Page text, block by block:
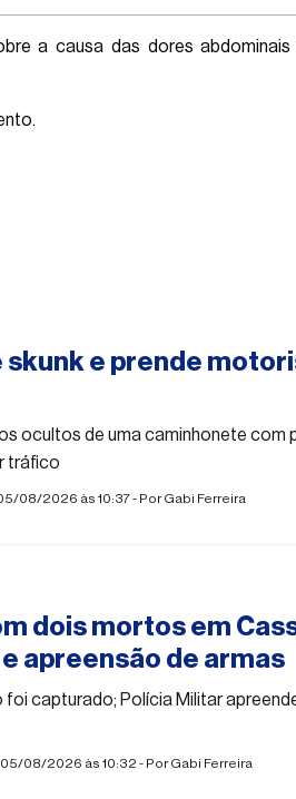
a causa das dores
skunk e prende
ocultos de uma caminhonete com
tráfico
08/2026 às 10:37 - PorGabi Ferreira
dois mortos em
apreensão de armas
capturado; Polícia Militar
08/2026 às 10:32 - PorGabi Ferreira